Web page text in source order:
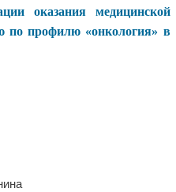
оказания медицинской
по профилю «онкология» в